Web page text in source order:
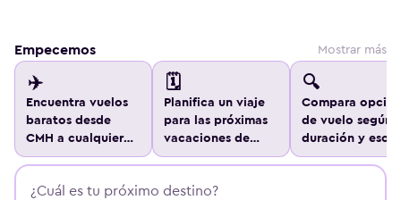
Empecemos Mostrar más
✈️
Encuentra vuelos
baratos desde
CMH a cualquier
destino
🗓️
Planifica un viaje
para las próximas
vacaciones de
invierno
🔍
Compara
de vuelo según
duración y